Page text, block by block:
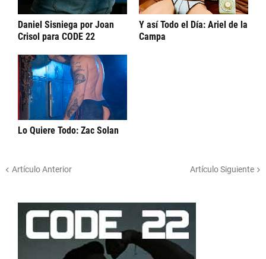
Daniel Sisniega por Joan
Crisol para CODE 22
Y así Todo el Día: Ariel de la
Campa
Lo Quiere Todo: Zac Solan
Artículo Anterior Artículo Siguiente